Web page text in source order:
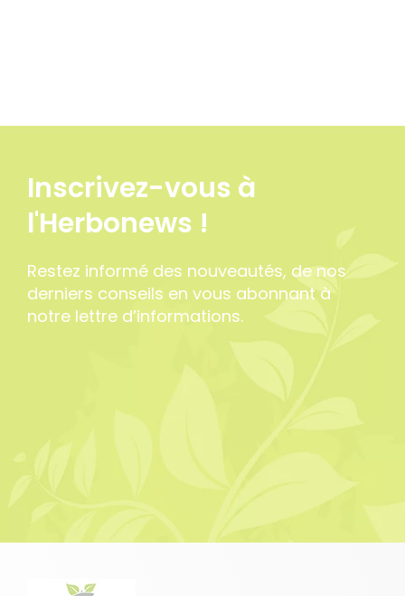
10 avis
Inscrivez-vous à
l'Herbonews !
Restez informé des nouveautés, de nos
derniers conseils en vous abonnant à
notre lettre d’informations.